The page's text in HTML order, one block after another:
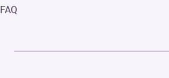
FAQ